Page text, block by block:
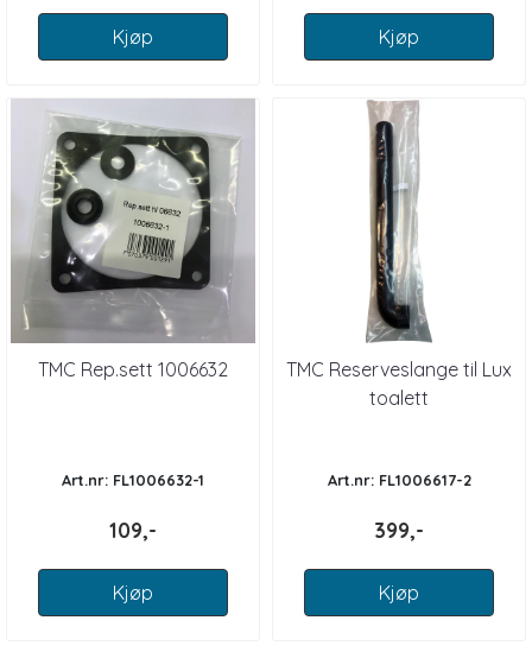
Kjøp Kjøp
TMC Rep.sett 1006632
Art.nr: FL1006632-1
109,-
Kjøp
TMC Reserveslange til Lux
toalett
Art.nr: FL1006617-2
399,-
Kjøp